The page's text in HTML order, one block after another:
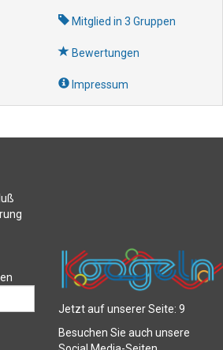
Mitglied in 3 Gruppen
Bewertungen
Impressum
Jetzt auf unserer Seite: 9
Besuchen Sie auch unsere